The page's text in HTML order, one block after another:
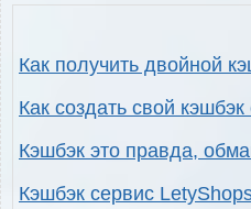
Как получить двойной
Как создать свой
Кэшбэк это правда,
Кэшбэк сервис